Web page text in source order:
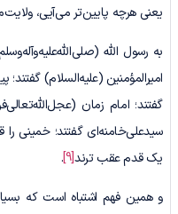
یعنی هرچه پایین‌تر می‌آیی،
به رسول الله
امیرالمؤمنین (علیه‌السلام) گفتند؛
گفتند؛ امام زمان
سیدعلی‌خامنه‌ای گفتند؛ خمینی را
یک قدم عقب ترند[9]
.
و همین فهم اشتباه است که